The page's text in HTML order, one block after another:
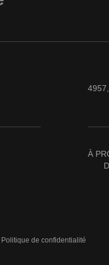
À
Politique de confidentialité